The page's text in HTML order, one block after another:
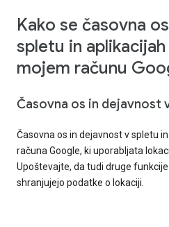
Kako se časovna
spletu in
mojem računu
Časovna os in dejavnost
Časovna os in dejavnost v spletu
računa Google, ki uporabljata
Upoštevajte, da tudi druge
shranjujejo podatke o lokaciji.